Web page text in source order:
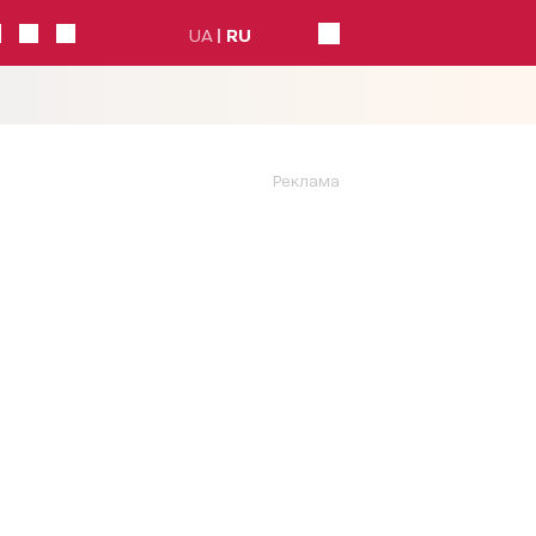
UA RU
Реклама